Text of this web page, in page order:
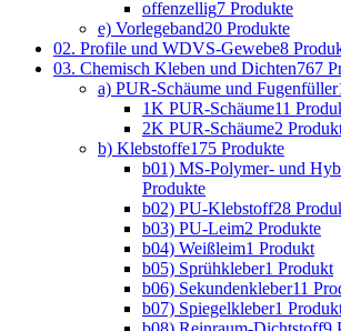
offenzellig7 Produkte
e) Vorlegeband20 Produkte
02. Profile und WDVS-Gewebe8
03. Chemisch Kleben und Dichten767
a) PUR-Schäume und Fugenfüller
1K PUR-Schäume11
2K PUR-Schäume2
b) Klebstoffe175 Produkte
b01) MS-Polymer- und
Produkte
b02) PU-Klebstoff28
b03) PU-Leim2 Produkte
b04) Weißleim1 Produkt
b05) Sprühkleber1 Produkt
b06) Sekundenkleber11
b07) Spiegelkleber1